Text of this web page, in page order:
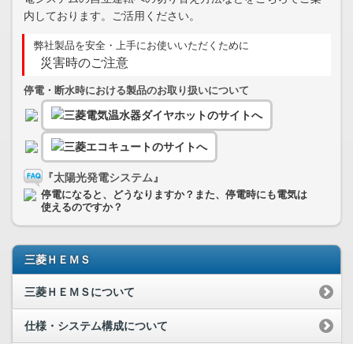
内しております。ご活用ください。
弊社製品を安全・上手にお使いいただくために
災害時のご注意
停電・断水時における製品のお取り扱いについて
『太陽光発電システム』
停電になると、どうなりますか？また、停電時にも電気は
使えるのですか？
三菱ＨＥＭＳ
三菱ＨＥＭＳについて
仕様・システム構成について